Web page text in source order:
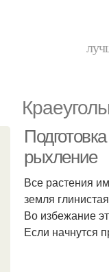
рыхление
Все растения
земля
Во избежание
Если начнутся